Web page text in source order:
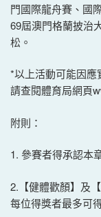
門國際龍舟賽、國
69屆澳門格蘭披治
松。
*以上活動可能因
請查閱體育局網頁
附則：
1. 參賽者得承認本
2.【健體歡顏】及
每位得獎者最多可